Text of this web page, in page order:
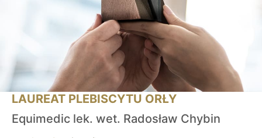
LAUREAT PLEBISCYTU ORŁY
Equimedic lek. wet. Radosław Chybin